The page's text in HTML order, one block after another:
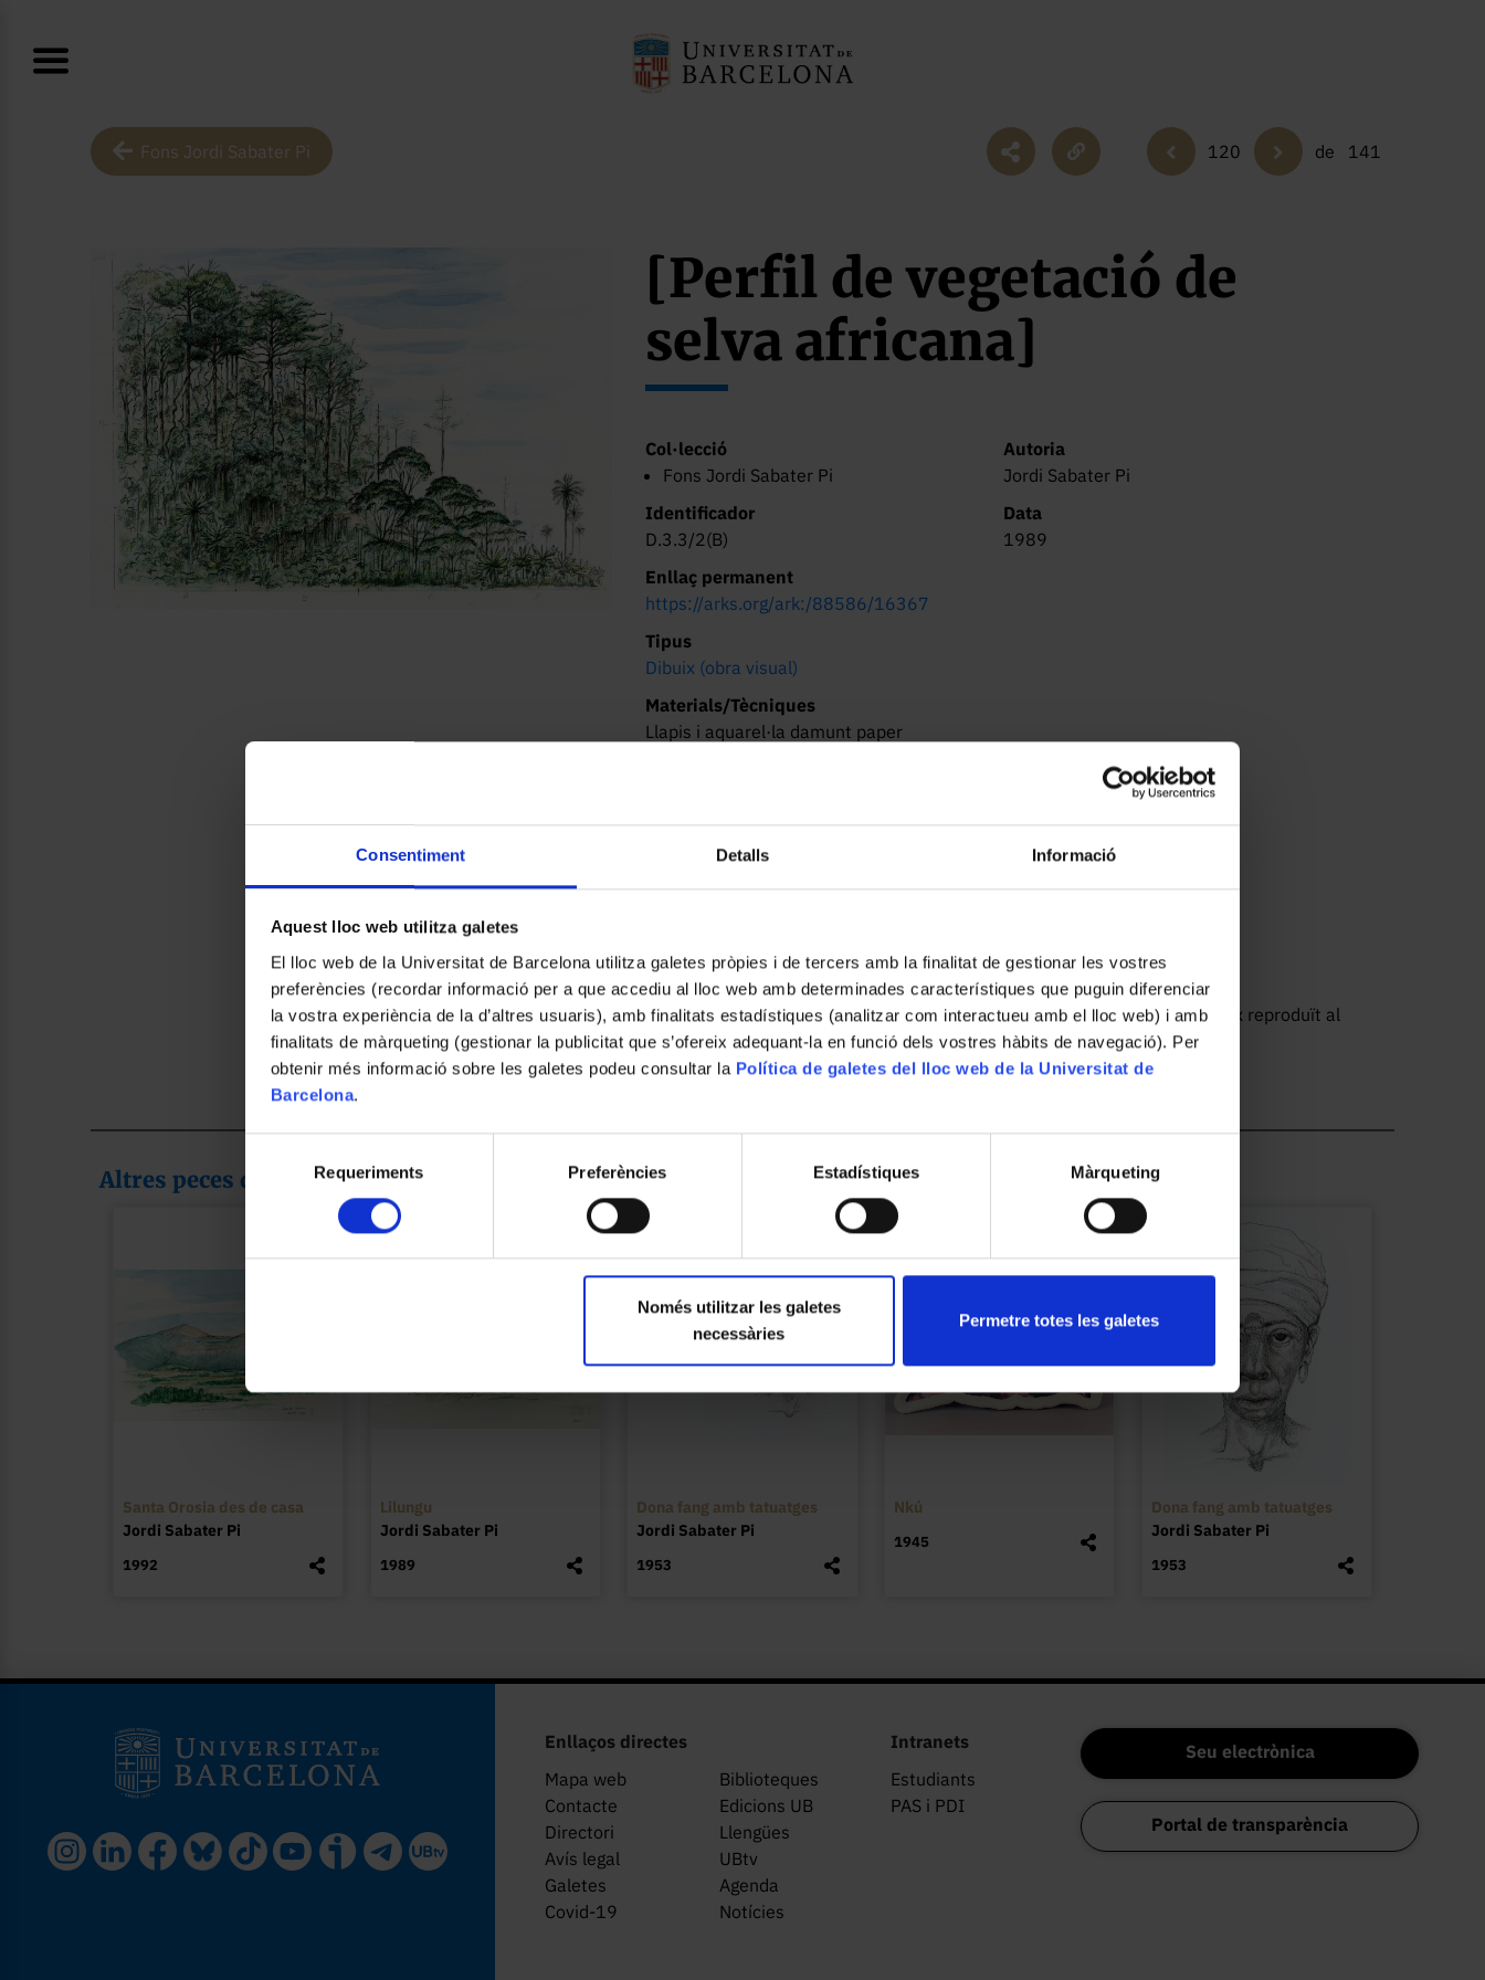
Consentiment Detalls Informació
Aquest lloc web utilitza galetes
El lloc web de la Universitat de Barcelona utilitza galetes pròpies i de tercers amb la finalitat de gestionar les vostres
preferències (recordar informació per a que accediu al lloc web amb determinades característiques que puguin diferenciar
la vostra experiència de la d’altres usuaris), amb finalitats estadístiques (analitzar com interactueu amb el lloc web) i amb
finalitats de màrqueting (gestionar la publicitat que s’ofereix adequant-la en funció dels vostres hàbits de navegació). Per
obtenir més informació sobre les galetes podeu consultar la Política de galetes del lloc web de la Universitat de
Barcelona.
de
Requeriments Preferències Estadístiques Màrqueting
Només utilitzar les galetes
necessàries
Permetre totes les galetes
Fons Jordi Sabater Pi 120 de 141
[Perfil de vegetació de
selva africana]
Col·lecció
Fons Jordi Sabater Pi
Identificador
D.3.3/2(B)
Enllaç permanent
https://arks.org/ark:/88586/16367
Tipus
Dibuix (obra visual)
Materials/Tècniques
Llapis i aquarel·la damunt paper
Barcelona
Reixac, 2, 08028 Barcelona
Autoria
Jordi Sabater Pi
Data
1989
Descripció
Dibuix de perfil de vegetació de la selva de Mbini (Guinea Equatorial. Dibuix reproduït al
diari La Vanguardia.
Altres peces de la col·lecció
Santa Orosia des de casa
Jordi Sabater Pi
1992
Lilungu
Jordi Sabater Pi
1989
Dona fang amb tatuatges
Jordi Sabater Pi
1953
Nkú
1945
Dona fang amb tatuatges
Jordi Sabater Pi
1953
Enllaços directes
Mapa web
Biblioteques
Contacte
Edicions UB
Directori
Llengües
Avís legal
UBtv
Galetes
Agenda
Covid-19
Notícies
Intranets
Estudiants
PAS i PDI
Seu electrònica
Portal de transparència